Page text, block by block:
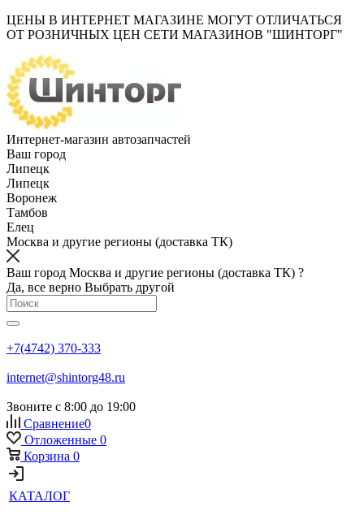
ЦЕНЫ В ИНТЕРНЕТ МАГАЗИНЕ МОГУТ ОТЛИЧАТЬСЯ
ОТ РОЗНИЧНЫХ ЦЕН СЕТИ МАГАЗИНОВ "ШИНТОРГ"
Интернет-магазин автозапчастей
Ваш город
Липецк
Липецк
Воронеж
Тамбов
Елец
Москва и другие регионы (доставка ТК)
Ваш город Москва и другие регионы (доставка ТК) ?
Да, все верно Выбрать другой
+7(4742) 370-333
internet@shintorg48.ru
Звоните с 8:00 до 19:00
Сравнение0
Отложенные 0
Корзина 0
КАТАЛОГ